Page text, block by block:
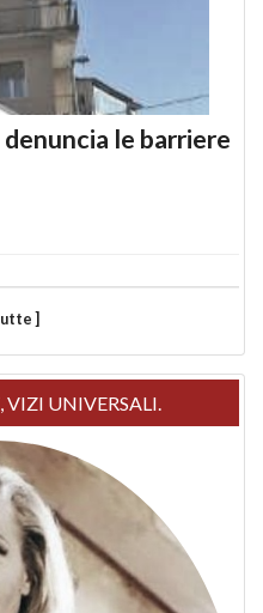
le barriere
]
UNIVERSALI.